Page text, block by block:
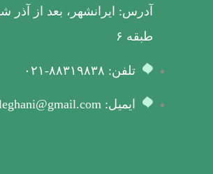
طبقه ۶
تلفن: ۸۸۳۱۹۸۳۸-۰۲۱
ایمیل: zamanetaleghani@gmail.com